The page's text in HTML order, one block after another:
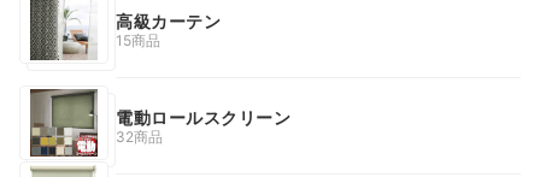
高級カーテン
15商品
電動ロールスクリーン
32商品